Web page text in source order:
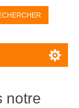
notre